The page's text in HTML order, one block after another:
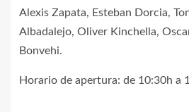
Alexis Zapata, Esteban Dorcia,
Albadalejo, Oliver Kinchella,
Bonvehi.
Horario de apertura: de 10:30h a